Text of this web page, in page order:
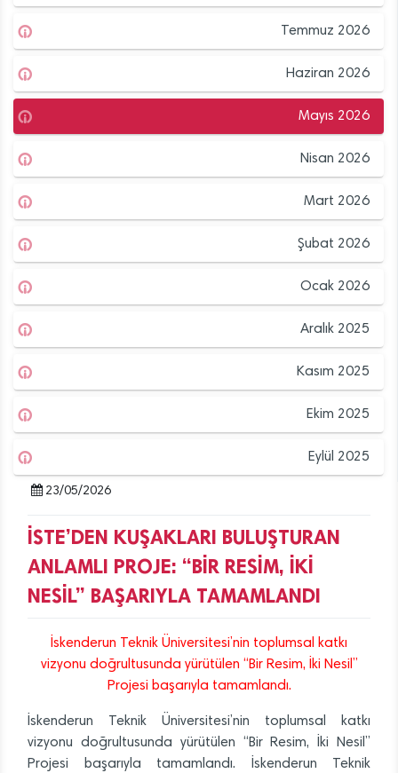
Temmuz 2026
Haziran 2026
Mayıs 2026
Nisan 2026
Mart 2026
Şubat 2026
Ocak 2026
Aralık 2025
Kasım 2025
Ekim 2025
Eylül 2025
23/05/2026
İSTE’DEN KUŞAKLARI BULUŞTURAN
ANLAMLI PROJE: “BİR RESİM, İKİ
NESİL” BAŞARIYLA TAMAMLANDI
İskenderun Teknik Üniversitesi’nin toplumsal katkı
vizyonu doğrultusunda yürütülen “Bir Resim, İki Nesil”
Projesi başarıyla tamamlandı.
İskenderun Teknik Üniversitesi’nin toplumsal katkı
vizyonu doğrultusunda yürütülen “Bir Resim, İki Nesil”
Projesi başarıyla tamamlandı. İskenderun Teknik